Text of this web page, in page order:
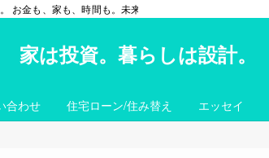
金も、家も、時間も。未来の価値を最大化して使う。
家は投資。暮らしは設計。
合わせ 住宅ローン/住み替え エッセイ